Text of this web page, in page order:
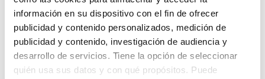
información en su dispositivo con el fin de ofrecer
publicidad y contenido personalizados, medición de
publicidad y contenido, investigación de audiencia y
desarrollo de servicios. Tiene la opción de seleccionar
quién usa sus datos y con qué propósitos. Puede